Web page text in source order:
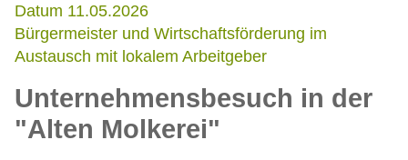
Datum 11.05.2026
Bürgermeister und Wirtschaftsförderung im
Austausch mit lokalem Arbeitgeber
Unternehmensbesuch in der
"Alten Molkerei"